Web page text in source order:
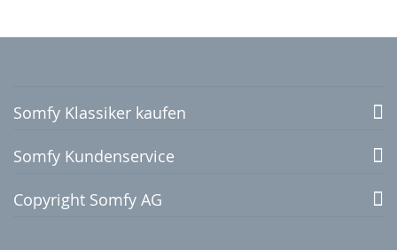
Somfy Klassiker kaufen
Somfy Kundenservice
Copyright Somfy AG